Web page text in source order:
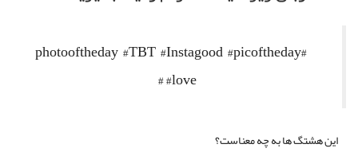
photooftheday #TBT #Instagood #picoftheday#
#love#
این هشتگ ها به چه معناست؟